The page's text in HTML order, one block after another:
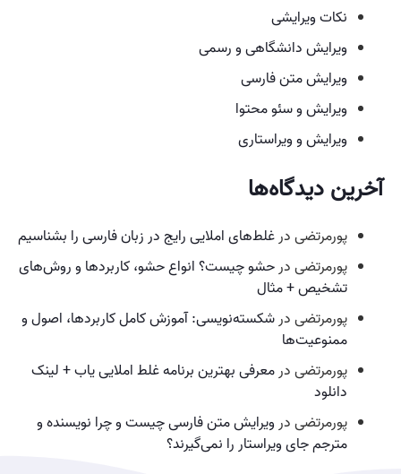
نکات ویرایشی
ویرایش دانشگاهی و رسمی
ویرایش متن فارسی
ویرایش و سئو محتوا
ویرایش و ویراستاری
آخرین دیدگاه‌ها
پورمرتضیدرغلط‌های املایی رایج در زبان فارسی را بشناسیم
پورمرتضیدرحشو چیست؟ انواع حشو، کاربردها و روش‌های
تشخیص + مثال
پورمرتضیدرشکسته‌نویسی: آموزش کامل کاربردها، اصول و
ممنوعیت‌ها
پورمرتضیدرمعرفی بهترین برنامه غلط املایی یاب + لینک
دانلود
پورمرتضیدر ویرایش متن فارسی چیست و چرا نویسنده و
مترجم جای ویراستار را نمی‌گیرند؟